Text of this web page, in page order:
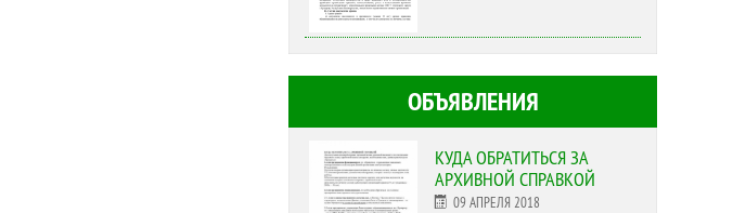
ОБЪЯВЛЕНИЯ
КУДА ОБРАТИТЬСЯ ЗА
АРХИВНОЙ СПРАВКОЙ
09 АПРЕЛЯ 2018